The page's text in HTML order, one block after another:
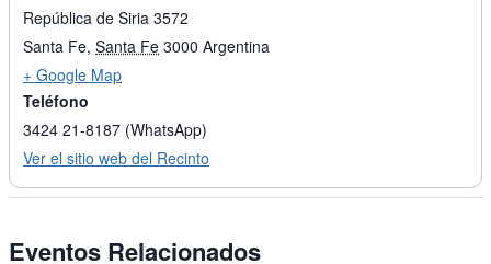
República de Siria 3572
Santa Fe, Santa Fe 3000 Argentina
+ Google Map
Teléfono
3424 21-8187 (WhatsApp)
Ver el sitio web del Recinto
Eventos Relacionados